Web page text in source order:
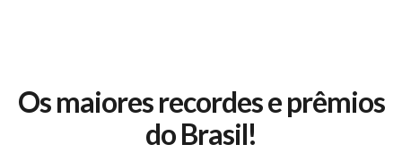
Os maiores recordes e prêmios
do Brasil!